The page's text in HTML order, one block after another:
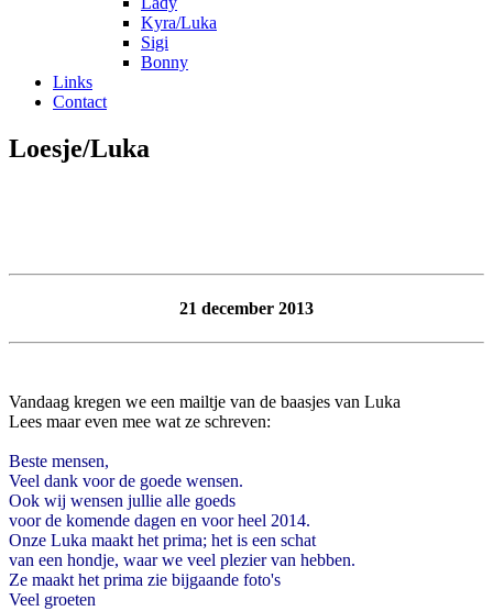
Kyra/Luka
Sigi
Bonny
Links
Contact
Loesje/Luka
21 december 2013
Vandaag kregen we een mailtje van de baasjes van Luka
Lees maar even mee wat ze schreven:
Beste mensen,
Veel dank voor de goede wensen.
Ook wij wensen jullie alle goeds
voor de komende dagen en voor heel 2014.
Onze Luka maakt het prima; het is een schat
van een hondje, waar we veel plezier van hebben.
Ze maakt het prima zie bijgaande foto's
Veel groeten